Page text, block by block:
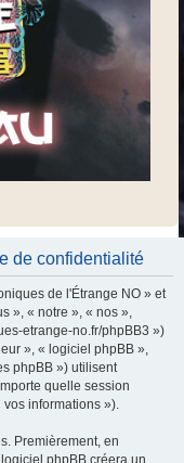
de confidentialité
de l'Étrange NO » et
», « notre », « nos »,
etrange-no.fr/phpBB3 »)
», « logiciel phpBB »,
phpBB ») utilisent
quelle session
informations »).
Premièrement, en
phpBB créera un